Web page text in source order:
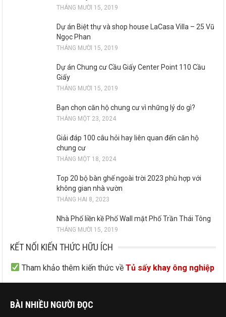
THÁNG MƯỜI 15, 2019
Dự án Biệt thự và shop house LaCasa Villa – 25 Vũ
Ngọc Phan
THÁNG MƯỜI 15, 2019
Dự án Chung cư Cầu Giấy Center Point 110 Cầu
Giấy
THÁNG MƯỜI 15, 2019
Bạn chọn căn hộ chung cư vì những lý do gì?
THÁNG MỘT 23, 2024
Giải đáp 100 câu hỏi hay liên quan đến căn hộ
chung cư
THÁNG MỘT 18, 2024
Top 20 bộ bàn ghế ngoài trời 2023 phù hợp với
không gian nhà vườn
THÁNG HAI 8, 2023
Nhà Phố liền kề Phố Wall mặt Phố Trần Thái Tông
THÁNG MƯỜI 15, 2019
KẾT NỐI KIẾN THỨC HỮU ÍCH
Tham khảo thêm kiến thức về Tủ sấy khay ông nghiệp
BÀI NHIỀU NGƯỜI ĐỌC